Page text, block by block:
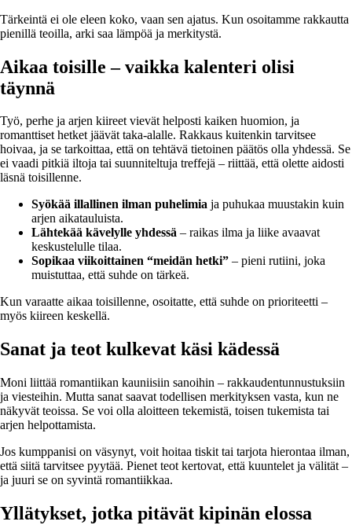
Tärkeintä ei ole eleen koko, vaan sen ajatus. Kun osoitamme rakkautta
pienillä teoilla, arki saa lämpöä ja merkitystä.
Aikaa toisille – vaikka kalenteri olisi
täynnä
Työ, perhe ja arjen kiireet vievät helposti kaiken huomion, ja
romanttiset hetket jäävät taka-alalle. Rakkaus kuitenkin tarvitsee
hoivaa, ja se tarkoittaa, että on tehtävä tietoinen päätös olla yhdessä. Se
ei vaadi pitkiä iltoja tai suunniteltuja treffejä – riittää, että olette aidosti
läsnä toisillenne.
Syökää illallinen ilman puhelimia ja puhukaa muustakin kuin
arjen aikatauluista.
Lähtekää kävelylle yhdessä – raikas ilma ja liike avaavat
keskustelulle tilaa.
Sopikaa viikoittainen “meidän hetki” – pieni rutiini, joka
muistuttaa, että suhde on tärkeä.
Kun varaatte aikaa toisillenne, osoitatte, että suhde on prioriteetti –
myös kiireen keskellä.
Sanat ja teot kulkevat käsi kädessä
Moni liittää romantiikan kauniisiin sanoihin – rakkaudentunnustuksiin
ja viesteihin. Mutta sanat saavat todellisen merkityksen vasta, kun ne
näkyvät teoissa. Se voi olla aloitteen tekemistä, toisen tukemista tai
arjen helpottamista.
Jos kumppanisi on väsynyt, voit hoitaa tiskit tai tarjota hierontaa ilman,
että siitä tarvitsee pyytää. Pienet teot kertovat, että kuuntelet ja välität –
ja juuri se on syvintä romantiikkaa.
Yllätykset, jotka pitävät kipinän elossa